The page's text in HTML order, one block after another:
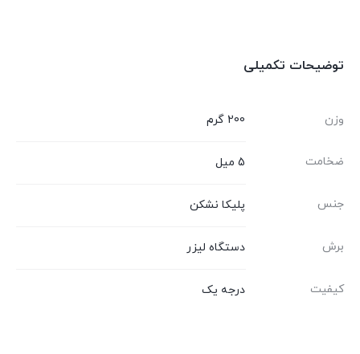
توضیحات تکمیلی
وزن 200 گرم
ضخامت 5 میل
جنس پلیکا نشکن
برش دستگاه لیزر
کیفیت درجه یک